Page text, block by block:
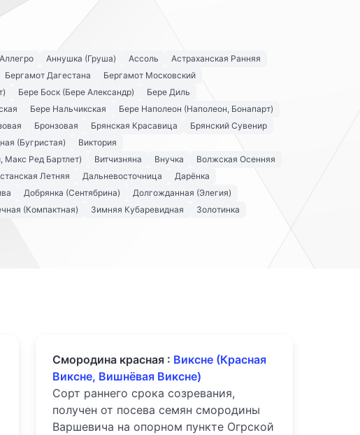
Аллегро Аннушка (Груша) Ассоль
Астраханская Ранняя
Бергамот Дагестана
Бергамот Московский
Бере Боск (Бере Александр)
Бере Диль
Бере Нальчикская
Бере Наполеон (Наполеон, Бонапарт)
Бронзовая Брянская Красавица
Брянский Сувенир
(Бугристая)
Виктория
Ред Бартлет) Витчизняна Внучка
Волжская Осенняя
Летняя Дальневосточница
Дарёнка
Добрянка (Сентябрина)
Долгожданная (Элегия)
(Компактная) Зимняя Кубаревидная
Золотинка
Смородина красная : Виксне (Красная
Виксне, Вишнёвая Виксне)
Сорт раннего срока созревания,
получен от посева семян смородины
Варшевича на опорном пункте Огрской